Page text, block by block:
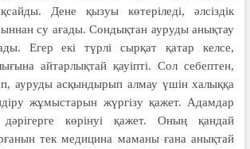
Дене қызуы көтеріледі, әлсіздік
су ағады. Сондықтан ауруды анықтау
Егер екі түрлі сырқат қатар келсе,
айтарлықтай қауіпті. Сол себептен,
ауруды асқындырып алмау үшін халыққа
жұмыстарын жүргізу қажет. Адамдар
дәрігерге көрінуі қажет. Оның қандай
тек медицина маманы ғана анықтай